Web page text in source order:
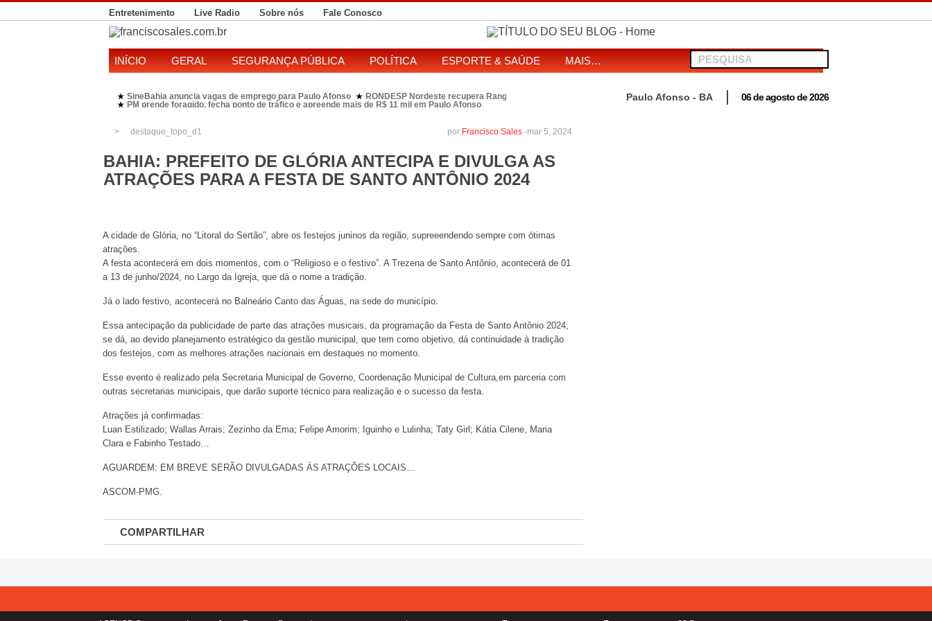
Entretenimento Live Radio Sobre nós Fale Conosco
INÍCIO GERAL SEGURANÇA PÚBLICA POLÍTICA ESPORTE & SAÚDE MAIS…
★ SineBahia anuncia vagas de emprego para Paulo Afonso ★ RONDESP Nordeste recupera Range Rover com restrição por estelionato em Antas
★ PM prende foragido, fecha ponto de tráfico e apreende mais de R$ 11 mil em Paulo Afonso
Paulo Afonso - BA 06 de agosto de 2026
destaque_topo_d1 mar 5, 2024
por Francisco Sales -
BAHIA: PREFEITO DE GLÓRIA ANTECIPA E DIVULGA AS
ATRAÇÕES PARA A FESTA DE SANTO ANTÔNIO 2024
A cidade de Glória, no “Litoral do Sertão”, abre os festejos juninos da região, supreeendendo sempre com ótimas
atrações.
A festa acontecerá em dois momentos, com o “Religioso e o festivo”. A Trezena de Santo Antônio, acontecerá de 01
a 13 de junho/2024, no Largo da Igreja, que dá o nome a tradição.
Já o lado festivo, acontecerá no Balneário Canto das Águas, na sede do município.
Essa antecipação da publicidade de parte das atrações musicais, da programação da Festa de Santo Antônio 2024,
se dá, ao devido planejamento estratégico da gestão municipal, que tem como objetivo, dá continuidade à tradição
dos festejos, com as melhores atrações nacionais em destaques no momento.
Esse evento é realizado pela Secretaria Municipal de Governo, Coordenação Municipal de Cultura,em parceria com
outras secretarias municipais, que darão suporte técnico para realização e o sucesso da festa.
Atrações já confirmadas:
Luan Estilizado; Wallas Arrais; Zezinho da Ema; Felipe Amorim; Iguinho e Lulinha; Taty Girl; Kátia Cilene, Maria
Clara e Fabinho Testado…
AGUARDEM: EM BREVE SERÃO DIVULGADAS ÀS ATRAÇÕES LOCAIS…
ASCOM-PMG.
COMPARTILHAR